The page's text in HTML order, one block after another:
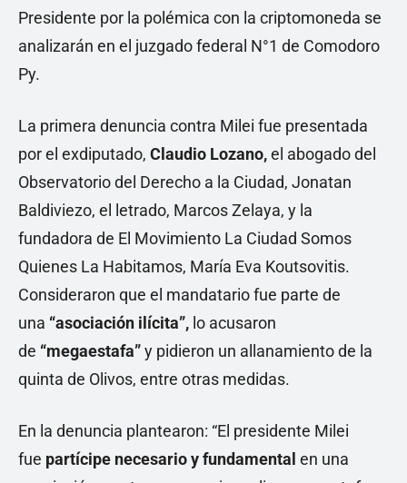
Presidente por la polémica con la criptomoneda se
analizarán en el juzgado federal N°1 de Comodoro
Py.
La primera denuncia contra Milei fue presentada
por el exdiputado, Claudio Lozano,el abogado del
Observatorio del Derecho a la Ciudad, Jonatan
Baldiviezo, el letrado, Marcos Zelaya, y la
fundadora de El Movimiento La Ciudad Somos
Quienes La Habitamos, María Eva Koutsovitis.
Consideraron que el mandatario fue parte de
una “asociación ilícita”, lo acusaron
de “megaestafa”y pidieron un allanamiento de la
quinta de Olivos, entre otras medidas.
En la denuncia plantearon: “El presidente Milei
fue partícipe necesario y fundamental en una